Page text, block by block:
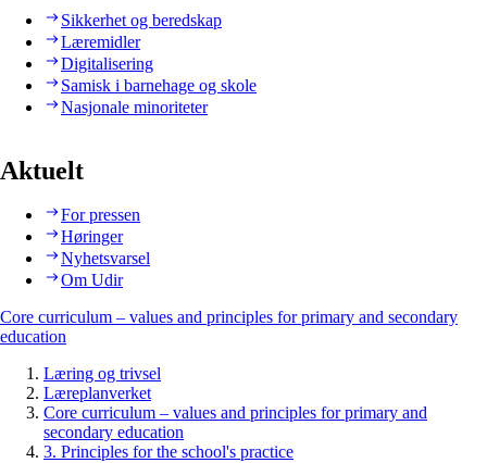
Sikkerhet og beredskap
Læremidler
Digitalisering
Samisk i barnehage og skole
Nasjonale minoriteter
Aktuelt
For pressen
Høringer
Nyhetsvarsel
Om Udir
Core curriculum – values and principles for primary and secondary
education
Læring og trivsel
Læreplanverket
Core curriculum – values and principles for primary and
secondary education
3. Principles for the school's practice